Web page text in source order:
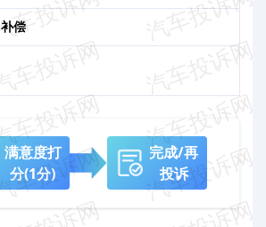
补偿
满意度打
分(1分)
完成/再
投诉